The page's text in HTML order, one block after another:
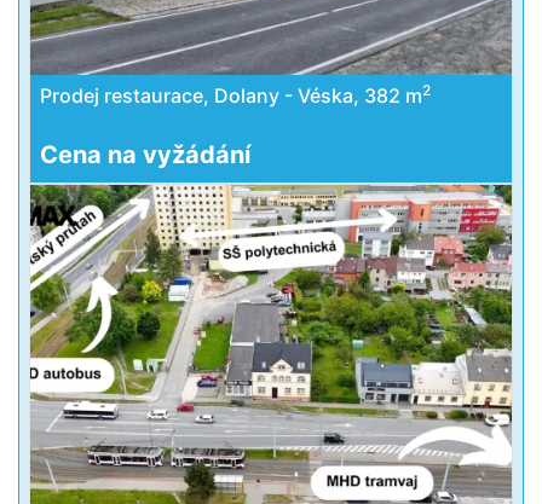
Prodej restaurace, Dolany - Véska, 382 m2
Cena na vyžádání